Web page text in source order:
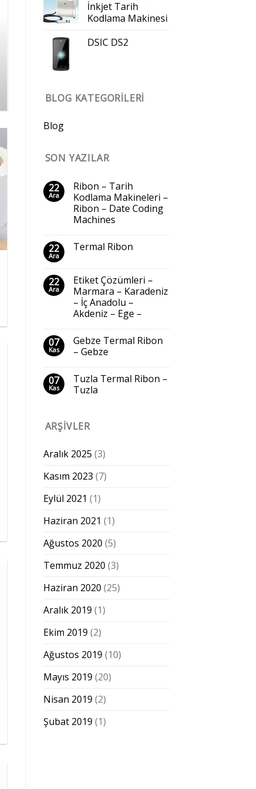
İnkjet Tarih
Kodlama Makinesi
DSIC DS2
BLOG KATEGORILERI
Blog
SON YAZILAR
22
Ara
Ribon – Tarih
Kodlama Makineleri –
Ribon – Date Coding
Machines
22
Ara
Termal Ribon
22
Ara
Etiket Çözümleri –
Marmara – Karadeniz
– İç Anadolu –
Akdeniz – Ege –
07
Kas
Gebze Termal Ribon
– Gebze
07
Kas
Tuzla Termal Ribon –
Tuzla
ARŞIVLER
Aralık 2025 (3)
Kasım 2023 (7)
Eylül 2021 (1)
Haziran 2021 (1)
Ağustos 2020 (5)
Temmuz 2020 (3)
Haziran 2020 (25)
Aralık 2019 (1)
Ekim 2019 (2)
Ağustos 2019 (10)
Mayıs 2019 (20)
Nisan 2019 (2)
Şubat 2019 (1)